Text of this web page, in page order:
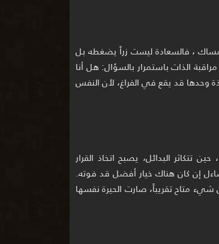
، فالسعادة ليست زراً يضغطه بل
الذات باستمرار بالسؤال: هل أنا
وحدها قد يقع في الفراغ، لأن النفس
تتكاثر البدائل، يصبح اتخاذ القرار
إن كان هناك خيار أفضل قد فوته.
متاح تقريباً، صارت الحيرة نفسها